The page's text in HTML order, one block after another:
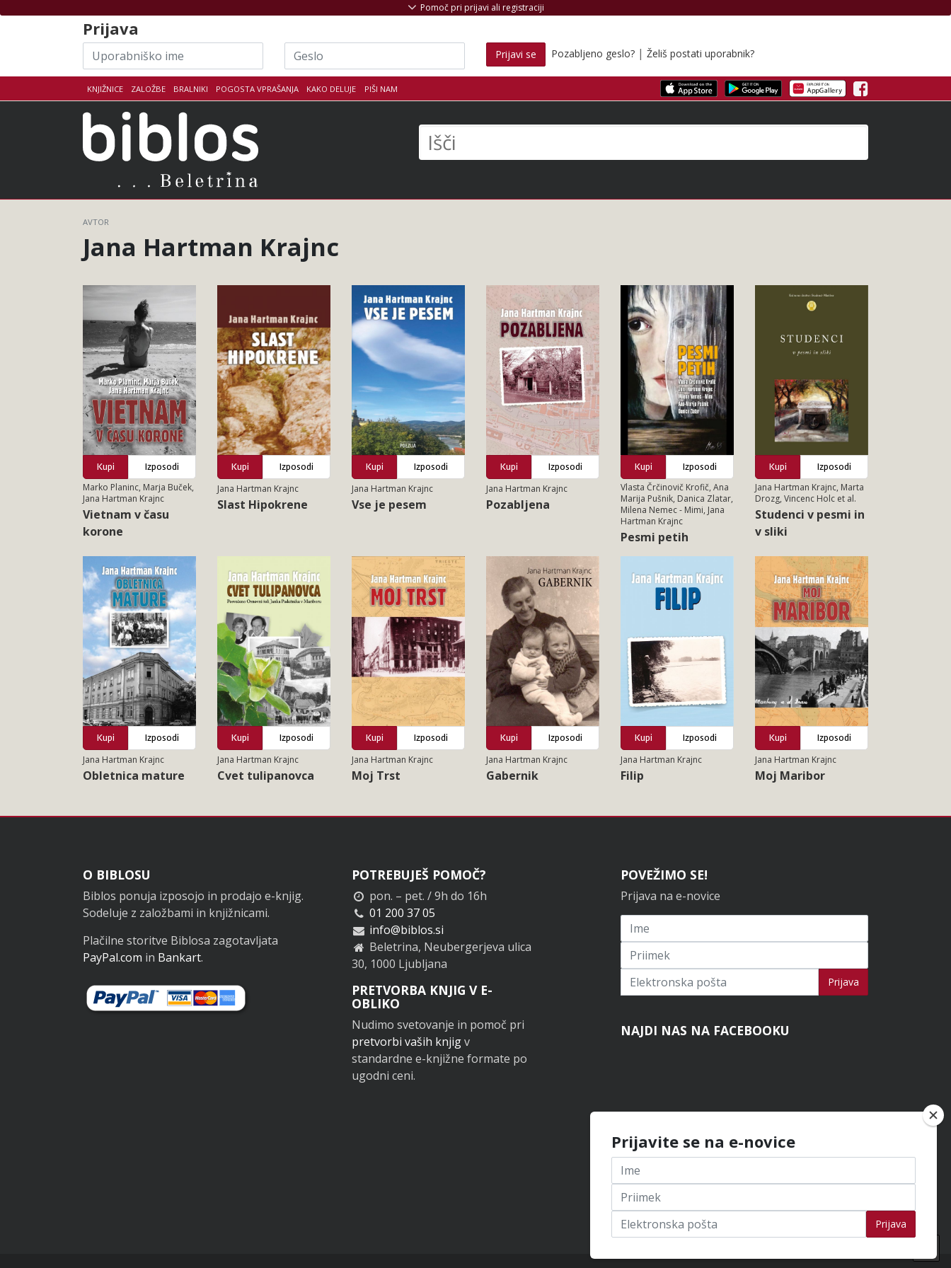
KNJIŽNICE ZALOŽBE BRALNIKI POGOSTA VPRAŠANJA KAKO DELUJE PIŠI NAM Facebook
Pomoč pri prijavi ali registraciji
Prijava
Uporabniško
ime
Geslo Prijavi se Pozabljeno geslo? | Želiš postati uporabnik?
AVTOR
Jana Hartman Krajnc
Kupi
Izposodi
Marko Planinc, Marja Buček,
Jana Hartman Krajnc
Vietnam v času
korone
Kupi
Izposodi
Jana Hartman Krajnc
Slast Hipokrene
Kupi
Izposodi
Jana Hartman Krajnc
Vse je pesem
Kupi
Izposodi
Jana Hartman Krajnc
Pozabljena
Kupi
Izposodi
Vlasta Črčinovič Krofič, Ana
Marija Pušnik, Danica Zlatar,
Milena Nemec - Mimi, Jana
Hartman Krajnc
Pesmi petih
Kupi
Izposodi
Jana Hartman Krajnc, Marta
Drozg, Vincenc Holc et al.
Studenci v pesmi in
v sliki
Kupi
Izposodi
Jana Hartman Krajnc
Obletnica mature
Kupi
Izposodi
Jana Hartman Krajnc
Cvet tulipanovca
Kupi
Izposodi
Jana Hartman Krajnc
Moj Trst
Kupi
Izposodi
Jana Hartman Krajnc
Gabernik
Kupi
Izposodi
Jana Hartman Krajnc
Filip
Kupi
Izposodi
Jana Hartman Krajnc
Moj Maribor
Noga
O BIBLOSU
Biblos ponuja izposojo in prodajo e-knjig.
Sodeluje z založbami in knjižnicami.
Plačilne storitve Biblosa zagotavljata
PayPal.com in Bankart.
POTREBUJEŠ POMOČ?
pon. – pet. / 9h do 16h
01 200 37 05
info@biblos.si
Beletrina, Neubergerjeva ulica
30, 1000 Ljubljana
PRETVORBA KNJIG V E-
OBLIKO
Nudimo svetovanje in pomoč pri
pretvorbi vaših knjigv
standardne e-knjižne formate po
ugodni ceni.
POVEŽIMO SE!
Prijava na e-novice
Prijavi se na novice Prijava
NAJDI NAS NA FACEBOOKU
Prijavite se na e-novice
Prijava